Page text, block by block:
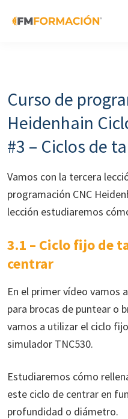
mecánica
Curso de
Heidenhain
#3 – Ciclos de
Vamos con la tercera
programación CNC
lección estudiaremos
3.1 – Ciclo fijo de
centrar
En el primer vídeo vamos
para brocas de puntear o
vamos a utilizar el ciclo fijo
simulador TNC530.
Estudiaremos cómo
este ciclo de centrar en
profundidad o diámetro.